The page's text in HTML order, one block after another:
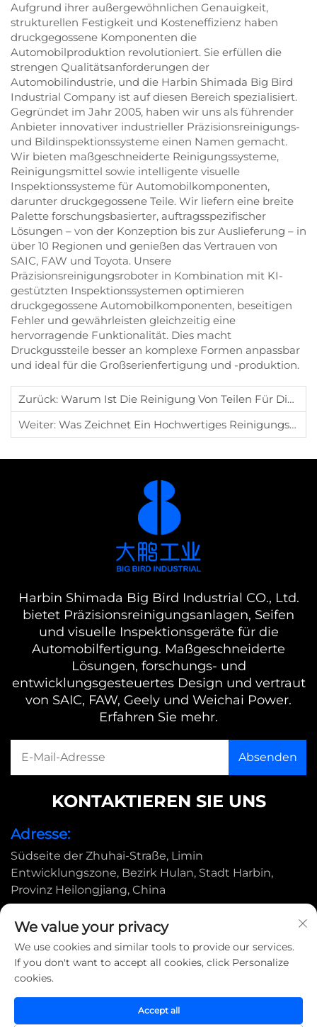
Aufgrund ihrer außergewöhnlichen Genauigkeit,
strukturellen Festigkeit und Kosteneffizienz haben
druckgegossene Komponenten die
Automobilproduktion revolutioniert. Sie erfüllen die
strengen Qualitätsanforderungen der
Automobilindustrie, und die Harbin Shimada Big Bird
Industrial Company ist auf diesen Bereich spezialisiert.
Gegründet im Jahr 2005, haben wir uns als führender
Anbieter innovativer industrieller Präzisionsreinigungs-
und Bildinspektionssysteme einen Namen gemacht.
Wir bieten maßgeschneiderte Reinigungssysteme,
Reinigungsmittel sowie intelligente visuelle
Inspektionssysteme für Automobilkomponenten,
darunter druckgegossene Teile. Wir liefern eine breite
Palette forschungsbasierter, auftragsspezifischer
Lösungen – von der Konzeption bis zur Auslieferung – in
über 10 Regionen und genießen das Vertrauen von
SAIC, FAW und Toyota. Unsere
Präzisionsreinigungsroboter in Kombination mit KI-
gestützten Inspektionssystemen optimieren
druckgegossene Automobilkomponenten, beseitigen
Fehler und gewährleisten gleichzeitig eine
hervorragende Funktionalität. Dies macht
Druckgussteile besser an komplexe Formen anpassbar
und ideal für die Großserienfertigung und -produktion.
Zurück: Warum Ist Die Reinigung Von Teilen Für Die Automobilmontage Unerlässlich?
Weiter: Was Zeichnet Ein Hochwertiges Reinigungsmittel Aus?
Harbin Shimada Big Bird Industrial CO., Ltd.
bietet Präzisionsreinigungsanlagen, Seifen
und visuelle Inspektionsgeräte für die
Automobilfertigung. Maßgeschneiderte
Lösungen, forschungs- und
entwicklungsgesteuertes Design und vertraut
von SAIC, FAW, Geely und Weichai Power.
Erfahren Sie mehr.
KONTAKTIEREN SIE UNS
Adresse:
Südseite der Zhuhai-Straße, Limin
Entwicklungszone, Bezirk Hulan, Stadt Harbin,
Provinz Heilongjiang, China
[email protected]
Datenschutzrichtlinie
We value your privacy
We use cookies and similar tools to provide our services.
If you don't want to accept all cookies, click Personalize
cookies.
Accept all